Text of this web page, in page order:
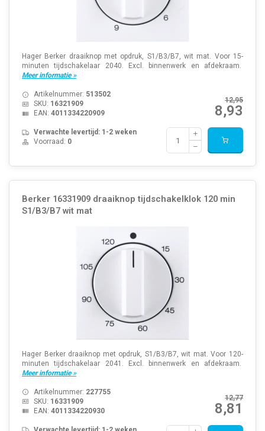
Hager Berker draaiknop met opdruk, S1/B3/B7, wit mat. Voor 15-
minuten tijdschakelaar 2040. Excl. binnenwerk en afdekraam.
Meer informatie »
12,95
8,93
Artikelnummer: 513502
SKU: 16321909
EAN: 4011334220909
Verwachte levertijd: 1-2 weken
Voorraad: 0
Berker 16331909 draaiknop tijdschakelklok 120 min
S1/B3/B7 wit mat
Hager Berker draaiknop met opdruk, S1/B3/B7, wit mat. Voor 120-
minuten tijdschakelaar 2041. Excl. binnenwerk en afdekraam.
Meer informatie »
12,77
8,81
Artikelnummer: 227755
SKU: 16331909
EAN: 4011334220930